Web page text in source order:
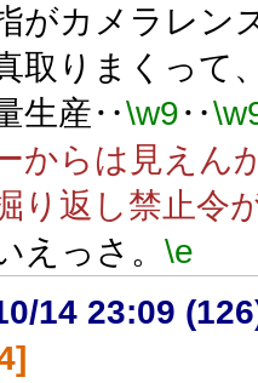
がカメラレン
取りまくって
生産‥\w9‥
からは見えん
り返し禁止令
えっさ。 \e
14 23:09